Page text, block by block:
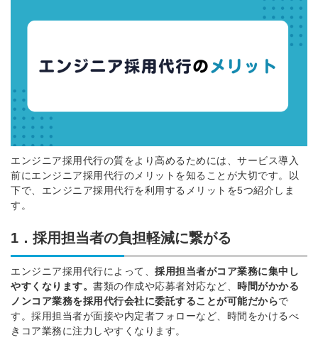
エンジニア採用代行の質をより高めるためには、 サービス導入
前にエンジニア採用代行のメリット を知ること が大切です。以
下で、エンジニア採用代行を利用するメリットを5つ紹介しま
す。
1．採用担当者の負担軽減に繋がる
エンジニア採用代行によって、 採用担当者がコア業務に集中し
やすくなります。 書類の作成や応募者対応など、 時間がかかる
ノンコア業務を採用代行会社に委託することが可能だからで
す。 採用担当者が面接や内定者フォローなど、時間をかけるべ
きコア業務に注力しやすくなります。